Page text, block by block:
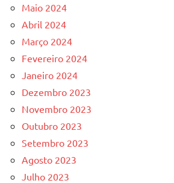
Maio 2024
Abril 2024
Março 2024
Fevereiro 2024
Janeiro 2024
Dezembro 2023
Novembro 2023
Outubro 2023
Setembro 2023
Agosto 2023
Julho 2023